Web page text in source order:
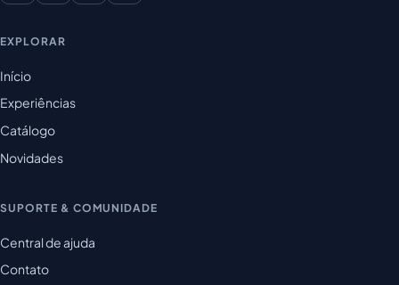
EXPLORAR
Início
Experiências
Catálogo
Novidades
SUPORTE & COMUNIDADE
Central de ajuda
Contato